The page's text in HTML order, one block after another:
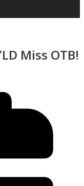
Miss OTB!